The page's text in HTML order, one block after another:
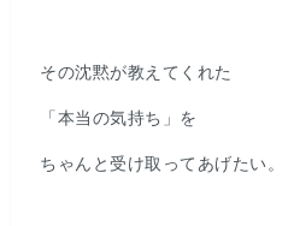
その沈黙が教えてくれた
「本当の気持ち」を
ちゃんと受け取ってあげたい。